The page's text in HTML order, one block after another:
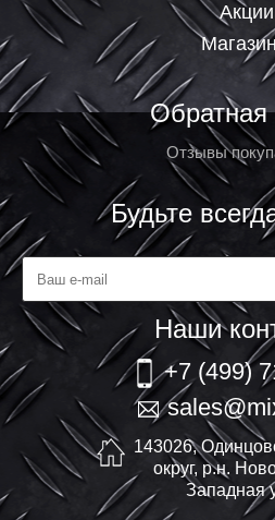
Акции
Обратная
Отзывы
Будьте
Наши
+7 (499)
143026,
округ, р.н.
Западная